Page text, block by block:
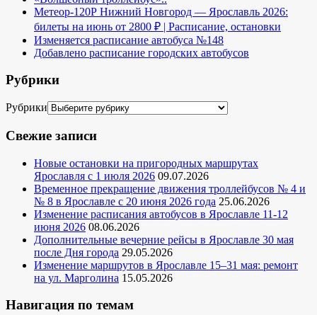
Метеор-120Р Нижний Новгород — Ярославль 2026:
билеты на июнь от 2800 ₽ | Расписание, остановки
Изменяется расписание автобуса №148
Добавлено расписание городских автобусов
Рубрики
Рубрики
Свежие записи
Новые остановки на пригородных маршрутах
Ярославля с 1 июля 2026 09.07.2026
Временное прекращение движения троллейбусов № 4 и
№ 8 в Ярославле с 20 июня 2026 года 25.06.2026
Изменение расписания автобусов в Ярославле 11-12
июня 2026 08.06.2026
Дополнительные вечерние рейсы в Ярославле 30 мая
после Дня города 29.05.2026
Изменение маршрутов в Ярославле 15–31 мая: ремонт
на ул. Марголина 15.05.2026
Навигация по темам